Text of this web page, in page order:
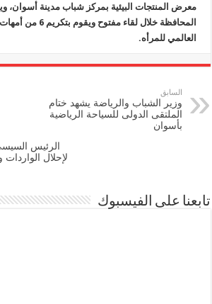
معرض المنتجات البيئية بمركز شباب مدينة أسوان،
المحافظة خلال لقاء
العالمي للمرأه.
السابق
وزير الشباب والرياضة يشهد ختام
الملتقى الدولى للسياحة الرياضية
بأسوان
الرئيس
لإحلال الواردات
تابعنا على الفيسبوك